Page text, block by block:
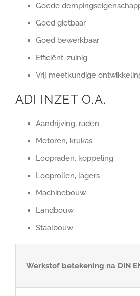
Goede
Goed gietbaar
Goed bewerkbaar
Efficiënt, zuinig
Vrij meetkundige
ADI INZET O.A.
Aandrijving, raden
Motoren, krukas
Loopraden, koppeling
Looprollen, lagers
Machinebouw
Landbouw
Staalbouw
Werkstof betekening na DIN